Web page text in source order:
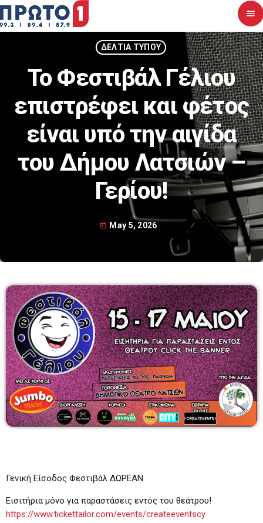
menu
close
Αρχική
Σχετικά με εμάς
Νέα
Διαγωνισμοί
06:00 - 07:00
Πρωινάδικο
7:00-10:00
07:00 - 10:00
Μάριος Πούλλαδος
10:00-11:00
10:00 - 11:00
ΔΕΛΤΙΑ ΤΥΠΟΥ
Το Φεστιβάλ Γέλιου
επιστρέφει και φέτος
είναι υπό την αιγίδα
του Δήμου Λατσιών –
Γερίου!
today May 5, 2026
Γενική Είσοδος Φεστιβάλ ΔΩΡΕΑΝ.
Εισιτήρια μόνο για παραστάσεις εντός του θεάτρου!
https://www.tickettailor.com/events/createeventscy